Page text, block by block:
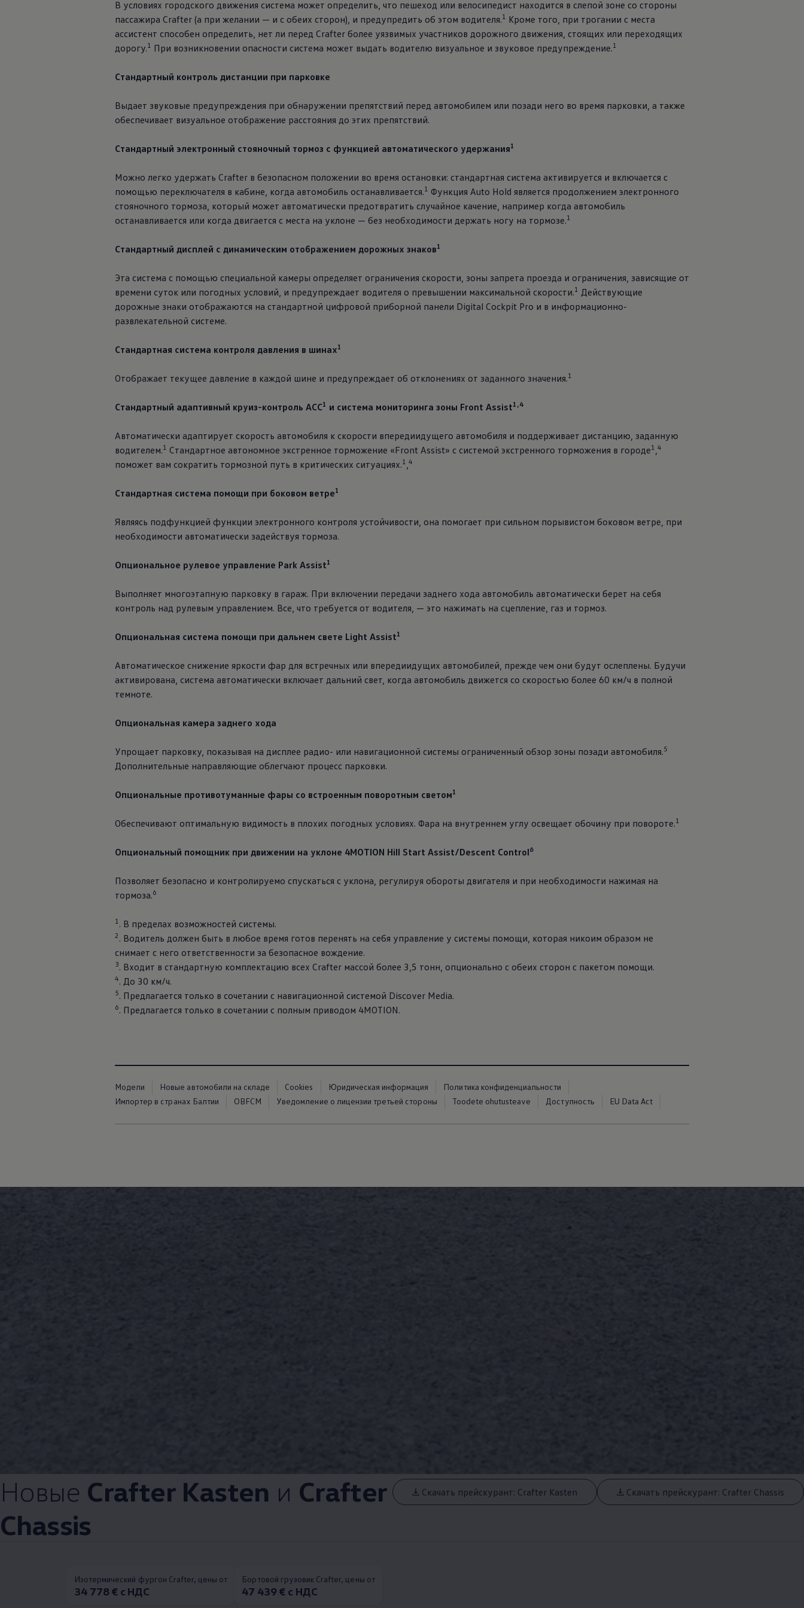
Новые Crafter Kasten и Crafter
Chassis
Скачать прейскурант: Crafter Kasten Скачать прейскурант: Crafter Chassis
Изотермический фургон Crafter, цены от
34 778 € с НДС
Бортовой грузовик Crafter, цены от
47 439 € с НДС
В условиях городского движения система может определить, что пешеход или велосипедист находится в слепой зоне со стороны
пассажира Crafter (а при желании — и с обеих сторон), и предупредить об этом водителя.1 Кроме того, при трогании с места
ассистент способен определить, нет ли перед Crafter более уязвимых участников дорожного движения, стоящих или переходящих
дорогу.1 При возникновении опасности система может выдать водителю визуальное и звуковое предупреждение.1
Стандартный контроль дистанции при парковке
Выдает звуковые предупреждения при обнаружении препятствий перед автомобилем или позади него во время парковки, а также
обеспечивает визуальное отображение расстояния до этих препятствий.
Стандартный электронный стояночный тормоз с функцией автоматического удержания1
Можно легко удержать Crafter в безопасном положении во время остановки: стандартная система активируется и включается с
помощью переключателя в кабине, когда автомобиль останавливается.1 Функция Auto Hold является продолжением электронного
стояночного тормоза, который может автоматически предотвратить случайное качение, например когда автомобиль
останавливается или когда двигается с места на уклоне — без необходимости держать ногу на тормозе.1
Стандартный дисплей с динамическим отображением дорожных знаков1
Эта система с помощью специальной камеры определяет ограничения скорости, зоны запрета проезда и ограничения, зависящие от
времени суток или погодных условий, и предупреждает водителя о превышении максимальной скорости.1 Действующие
дорожные знаки отображаются на стандартной цифровой приборной панели Digital Cockpit Pro и в информационно-
развлекательной системе.
Стандартная система контроля давления в шинах1
Отображает текущее давление в каждой шине и предупреждает об отклонениях от заданного значения.1
Стандартный адаптивный круиз-контроль ACC1 и система мониторинга зоны Front Assist1,4
Автоматически адаптирует скорость автомобиля к скорости впередиидущего автомобиля и поддерживает дистанцию, заданную
водителем.1 Стандартное автономное экстренное торможение «Front Assist» с системой экстренного торможения в городе1,4
поможет вам сократить тормозной путь в критических ситуациях.1,4
Стандартная система помощи при боковом ветре1
Являясь подфункцией функции электронного контроля устойчивости, она помогает при сильном порывистом боковом ветре, при
необходимости автоматически задействуя тормоза.
Опциональное рулевое управление Park Assist1
Выполняет многоэтапную парковку в гараж. При включении передачи заднего хода автомобиль автоматически берет на себя
контроль над рулевым управлением. Все, что требуется от водителя, — это нажимать на сцепление, газ и тормоз.
Опциональная система помощи при дальнем свете Light Assist1
Автоматическое снижение яркости фар для встречных или впередиидущих автомобилей, прежде чем они будут ослеплены. Будучи
активирована, система автоматически включает дальний свет, когда автомобиль движется со скоростью более 60 км/ч в полной
темноте.
Опциональная камера заднего хода
Упрощает парковку, показывая на дисплее радио- или навигационной системы ограниченный обзор зоны позади автомобиля.5
Дополнительные направляющие облегчают процесс парковки.
Опциональные противотуманные фары со встроенным поворотным светом1
Обеспечивают оптимальную видимость в плохих погодных условиях. Фара на внутреннем углу освещает обочину при повороте.1
Опциональный помощник при движении на уклоне 4MOTION Hill Start Assist/Descent Control6
Позволяет безопасно и контролируемо спускаться с уклона, регулируя обороты двигателя и при необходимости нажимая на
тормоза.6
1. В пределах возможностей системы.
2 . Водитель должен быть в любое время готов перенять на себя управление у системы помощи, которая никоим образом не
снимает с него ответственности за безопасное вождение.
3. Входит в стандартную комплектацию всех Crafter массой более 3,5 тонн, опционально с обеих сторон с пакетом помощи.
4. До 30 км/ч.
5. Предлагается только в сочетании с навигационной системой Discover Media.
6. Предлагается только в сочетании с полным приводом 4MOTION.
Модели Новые автомобили на складе Cookies Юридическая информация
Политика конфиденциальности
Импортер в странах Балтии
OBFCM Уведомление о лицензии третьей стороны Toodete ohutusteave Доступность EU Data Act